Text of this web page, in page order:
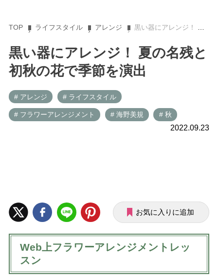
TOP ライフスタイル アレンジ 黒い器にアレンジ！ 夏の名残と初秋の花で季節を演出
黒い器にアレンジ！ 夏の名残と
初秋の花で季節を演出
# アレンジ # ライフスタイル
# フラワーアレンジメント # 海野美規 # 秋
2022.09.23
お気に入りに追加
Web上フラワーアレンジメントレッ
スン